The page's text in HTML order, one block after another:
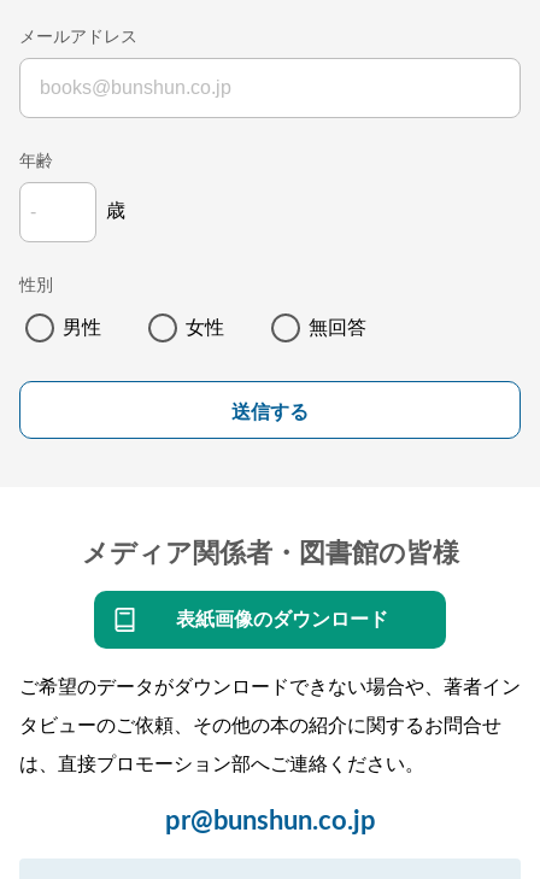
メールアドレス
年齢
歳
性別
男性 女性 無回答
送信する
メディア関係者・図書館の皆様
表紙画像のダウンロード
ご希望のデータがダウンロードできない場合や、著者イン
タビューのご依頼、その他の本の紹介に関するお問合せ
は、直接プロモーション部へご連絡ください。
pr@bunshun.co.jp